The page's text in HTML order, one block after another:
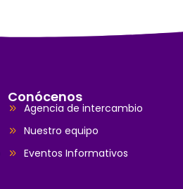
Conócenos
Agencia de intercambio
Nuestro equipo
Eventos Informativos